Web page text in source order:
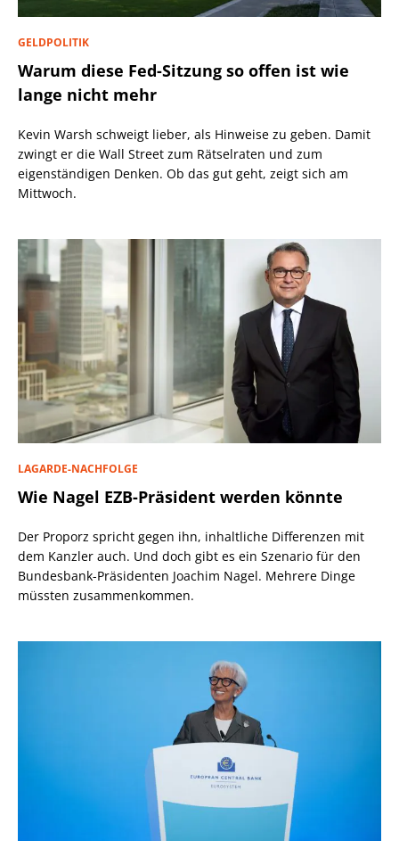
GELDPOLITIK
Warum diese Fed-Sitzung so offen ist wie
lange nicht mehr
Kevin Warsh schweigt lieber, als Hinweise zu geben. Damit
zwingt er die Wall Street zum Rätselraten und zum
eigenständigen Denken. Ob das gut geht, zeigt sich am
Mittwoch.
LAGARDE-NACHFOLGE
Wie Nagel EZB-Präsident werden könnte
Der Proporz spricht gegen ihn, inhaltliche Differenzen mit
dem Kanzler auch. Und doch gibt es ein Szenario für den
Bundesbank-Präsidenten Joachim Nagel. Mehrere Dinge
müssten zusammenkommen.